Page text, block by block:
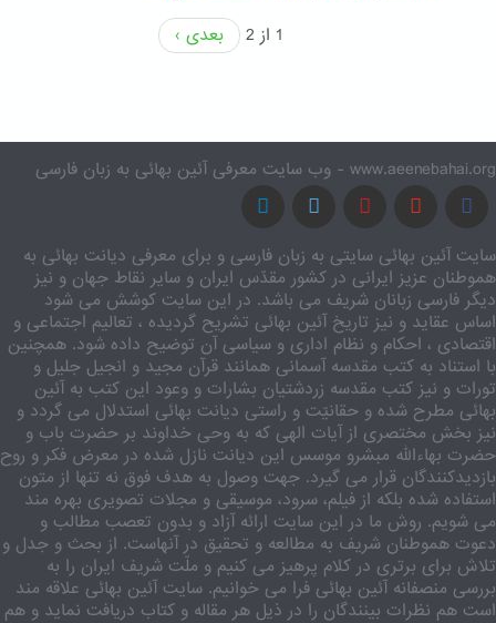
1 از 2
بعدی ›
www.aeenebahai.org - وب سایت معرفی آئین بهائی به زبان فارسی
سایت آئین بهائی سایتی به زبان فارسی و برای معرفی دیانت بهائی به
هموطنان عزیز ایرانی در کشور مقدّس ایران و سایر نقاط جهان و نیز
دیگر فارسی زبانان شریف می باشد. در این سایت کوشش می شود
اساس عقاید و نیز تاریخ آئین بهائی تشریح گردیده ، تعالیم اجتماعی و
اقتصادی ، احکام و نظام اداری و سیاسی آن توضیح داده شود. همچنین
با استناد به کتب مقدسه آسمانی همانند قرآن مجید و انجیل جلیل و
تورات و نیز کتب مقدسه زردشتیان بشارات و وعود این کتب به آئین
بهائی مطرح شده و حقانیّت و راستی دیانت بهائی استدلال می گردد و
نیز بخش مختصری از آیات الهی که به وحی خداوند بر حضرت باب و
حضرت بهاءالله مبشرو موسس این دیانت نازل شده در معرض فکر و روح
بازدیدکنندگان قرار می گیرد. جهت وصول به هدف فوق نه تنها از متون
استفاده شده بلکه از فیلم، سرود، موسیقی و مجلات تصویری بهره مند
می شویم. روش ما در این سایت ارائه آزاد و بدون تعصب مطالب و
دعوت هموطنان شریف به مطالعه و تحقیق در آنهاست. از بحث و جدل و
تلاش برای برتری در کلام پرهیز می کنیم و ملّت شریف ایران را به
بررسی منصفانه آئین بهائی فرا می خوانیم. سایت آئین بهائی علاقه مند
است هم نظرات بینندگان را در ذیل هر مقاله و کتاب دریافت نماید و هم